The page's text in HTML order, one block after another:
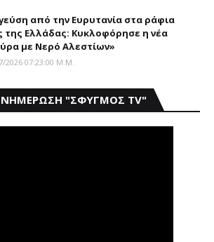
από την Eυρυτανία στα ράφια
της Ελλάδας: Κυκλοφόρησε η νέα
με Nερό Aλεστίων»
2026 07:23:00 Μ.μ.
"ΣΦΥΓΜΟΣ TV"